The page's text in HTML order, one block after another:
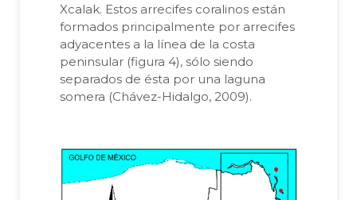
Xcalak. Estos arrecifes coralinos están
formados principalmente por arrecifes
adyacentes a la línea de la costa
peninsular (figura 4), sólo siendo
separados de ésta por una laguna
somera (Chávez-Hidalgo, 2009).